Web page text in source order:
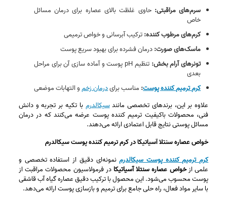
سرم‌های مراقبتی: حاوی غلظت بالای عصاره برای درمان مسائل
خاص
کرم‌های مرطوب‌ کننده:ترکیب آبرسانی و خواص ترمیمی
ماسک‌های صورت:درمان فشرده برای بهبود سریع پوست
تونرهای آرام‌ بخش:
تنظیم pH پوست و آماده‌ سازی آن برای مراحل
بعدی
کرم ترمیم کننده پوست: مناسب برایدرمان زخمو التهابات موضعی
علاوه بر این، برندهای تخصصی مانندسیکالدرم با تکیه بر تجربه و دانش
فنی، محصولات باکیفیت ترمیم کننده پوست عرضه می‌کنند که در درمان
مسائل پوستی نتایج قابل اعتمادی ارائه می‌دهند.
خواص عصاره سنتلا آسیاتیکا در کرم ترمیم کننده پوست سیکالدرم
کرم ترمیم کننده پوست سیکالدرمنمونه‌ای دقیق از استفاده تخصصی و
علمی ازخواص عصاره سنتلا آسیاتیکا در فرمولاسیون محصولات مراقبت از
پوست محسوب می‌شود. این محصول با ترکیب دقیق عصاره گیاه آب قاشقی
با سایر مواد فعال، راه حلی جامع برای ترمیم و بازسازی پوست ارائه می‌دهد.